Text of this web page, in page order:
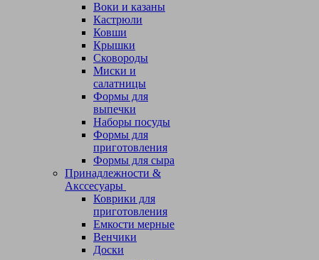
Воки и казаны
Кастрюли
Ковши
Крышки
Сковороды
Миски и
салатницы
Формы для
выпечки
Наборы посуды
Формы для
приготовления
Формы для сыра
Принадлежности &
Акссесуары
Коврики для
приготовления
Емкости мерные
Венчики
Доски